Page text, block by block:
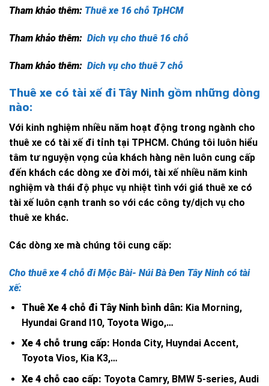
Tham khảo thêm: Thuê xe 16 chỗ TpHCM
Tham khảo thêm: Dich vụ cho thuê 16 chỗ
Tham khảo thêm: Dich vụ cho thuê 7 chỗ
Thuê xe có tài xế đi Tây Ninh gồm những dòng
nào:
Với kinh nghiệm nhiều năm hoạt động trong ngành cho
thuê xe có tài xế đi tỉnh tại TPHCM. Chúng tôi luôn hiểu
tâm tư nguyện vọng của khách hàng nên luôn cung cấp
đến khách các dòng xe đời mới, tài xế nhiều năm kinh
nghiệm và thái độ phục vụ nhiệt tình với giá thuê xe có
tài xế luôn cạnh tranh so với các công ty/dịch vụ cho
thuê xe khác.
Các dòng xe mà chúng tôi cung cấp:
Cho thuê xe 4 chỗ đi Mộc Bài- Núi Bà Đen Tây Ninh có tài
xế:
Thuê Xe 4 chỗ đi Tây Ninh bình dân: Kia Morning,
Hyundai Grand I10, Toyota Wigo,…
Xe 4 chỗ trung cấp: Honda City, Huyndai Accent,
Toyota Vios, Kia K3,…
Xe 4 chỗ cao cấp: Toyota Camry, BMW 5-series, Audi